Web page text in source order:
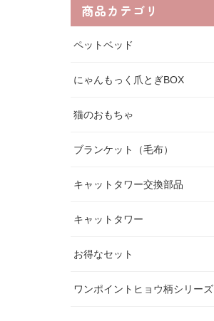
商品カテゴリ
ペットベッド
にゃんもっく爪とぎBOX
猫のおもちゃ
ブランケット（毛布）
キャットタワー交換部品
キャットタワー
お得なセット
ワンポイントヒョウ柄シリーズ